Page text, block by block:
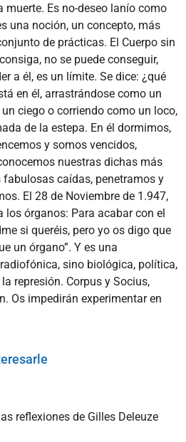
muerte. Es no-deseo lanío como
una noción, un concepto, más
de prácticas. El Cuerpo sin
no se puede conseguir,
a él, es un límite. Se dice: ¿qué
en él, arrastrándose como un
ciego o corriendo como un loco,
de la estepa. En él dormimos,
y somos vencidos,
nuestras dichas más
caídas, penetramos y
El 28 de Noviembre de 1.947,
los órganos: Para acabar con el
si queréis, pero yo os digo que
un órgano”. Y es una
sino biológica, política,
represión. Corpus y Socius,
Os impedirán experimentar en
reflexiones de Gilles Deleuze